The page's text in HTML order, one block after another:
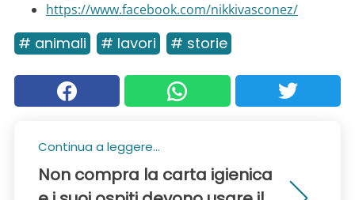
https://www.facebook.com/nikkivasconez/
# animali # lavori # storie
Continua a leggere...
Non compra la carta igienica